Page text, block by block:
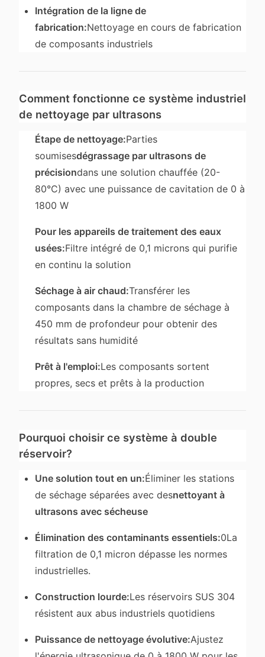
Intégration de la ligne de
fabrication:Nettoyage en cours de fabrication
de composants industriels
Comment fonctionne ce système industriel
de nettoyage par ultrasons
Étape de nettoyage:Parties
soumisesdégrassage par ultrasons de
précisiondans une solution chauffée (20-
80°C) avec une puissance de cavitation de 0 à
1800 W
Pour les appareils de traitement des eaux
usées:Filtre intégré de 0,1 microns qui purifie
en continu la solution
Séchage à air chaud:Transférer les
composants dans la chambre de séchage à
450 mm de profondeur pour obtenir des
résultats sans humidité
Prêt à l'emploi:Les composants sortent
propres, secs et prêts à la production
Pourquoi choisir ce système à double
réservoir?
Une solution tout en un:Éliminer les stations
de séchage séparées avec desnettoyant à
ultrasons avec sécheuse
Élimination des contaminants essentiels:0La
filtration de 0,1 micron dépasse les normes
industrielles.
Construction lourde:Les réservoirs SUS 304
résistent aux abus industriels quotidiens
Puissance de nettoyage évolutive:Ajustez